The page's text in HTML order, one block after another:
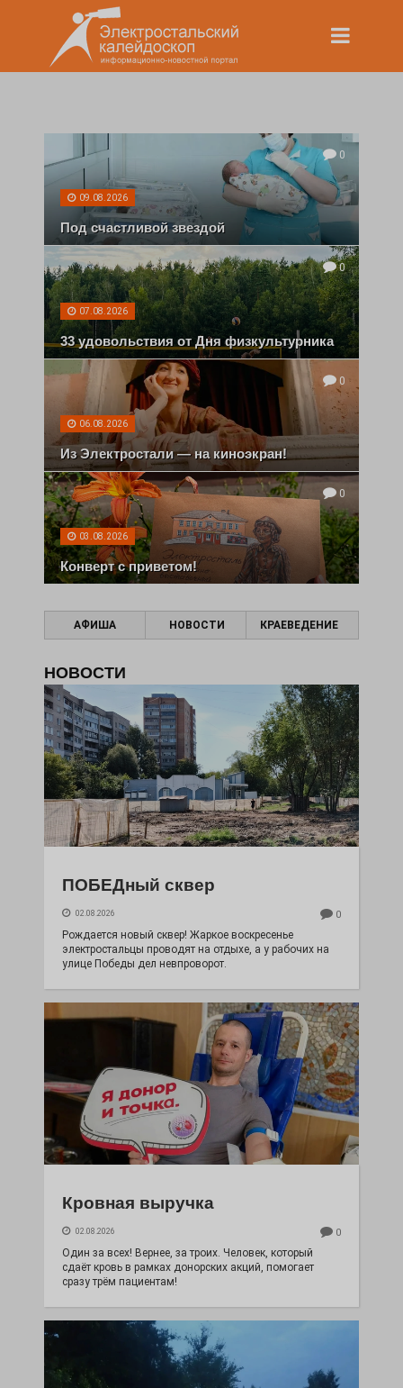
0
09.08.2026
Под счастливой звездой
0
07.08.2026
33 удовольствия от Дня физкультурника
0
06.08.2026
Из Электростали — на киноэкран!
0
03.08.2026
Конверт с приветом!
АФИША НОВОСТИ КРАЕВЕДЕНИЕ
НОВОСТИ
ПОБЕДный сквер
02.08.2026 0
Рождается новый сквер! Жаркое воскресенье
электростальцы проводят на отдыхе, а у рабочих на
улице Победы дел невпроворот.
Кровная выручка
02.08.2026 0
Один за всех! Вернее, за троих. Человек, который
сдаёт кровь в рамках донорских акций, помогает
сразу трём пациентам!